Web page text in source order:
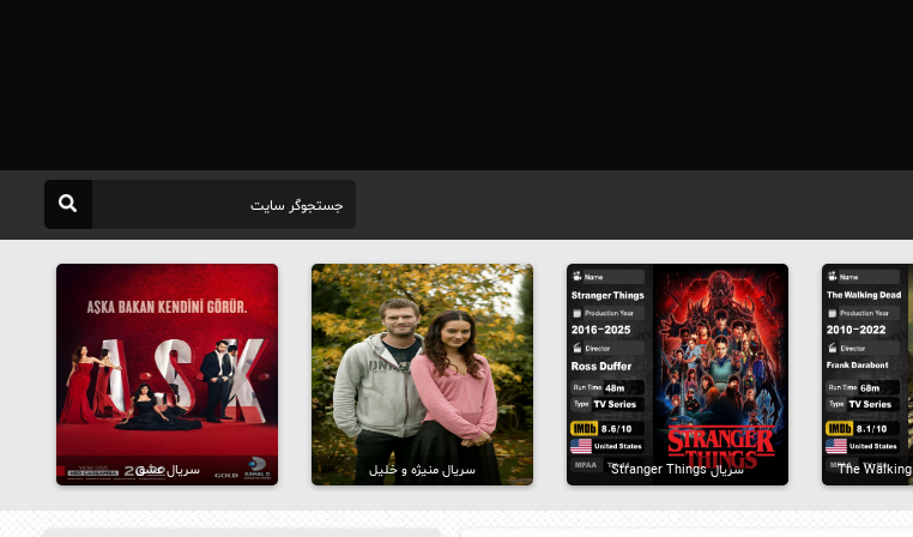
سریال مردگان متحرک The Walking
سریال Stranger Things سریال منیژه و خلیل سریال عشق